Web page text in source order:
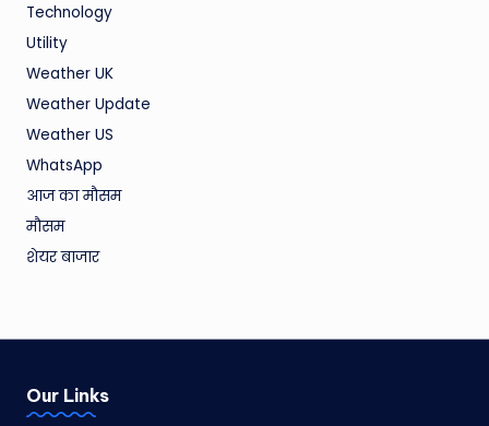
Technology
Utility
Weather UK
Weather Update
Weather US
WhatsApp
आज का मौसम
मौसम
शेयर बाजार
Our Links